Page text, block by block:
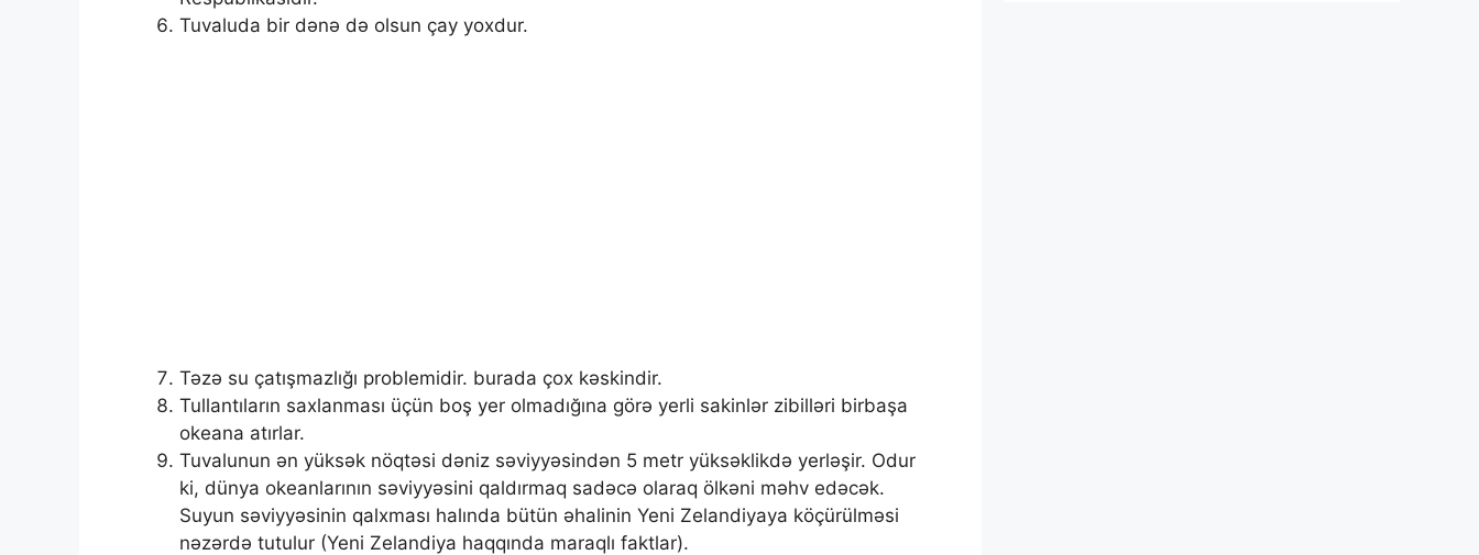
Tuvaluda bir dənə də olsun çay yoxdur.
Təzə su çatışmazlığı problemidir. burada çox kəskindir.
Tullantıların saxlanması üçün boş yer olmadığına görə yerli sakinlər zibilləri birbaşa
okeana atırlar.
Tuvalunun ən yüksək nöqtəsi dəniz səviyyəsindən 5 metr yüksəklikdə yerləşir. Odur
ki, dünya okeanlarının səviyyəsini qaldırmaq sadəcə olaraq ölkəni məhv edəcək.
Suyun səviyyəsinin qalxması halında bütün əhalinin Yeni Zelandiyaya köçürülməsi
nəzərdə tutulur (Yeni Zelandiya haqqında maraqlı faktlar).